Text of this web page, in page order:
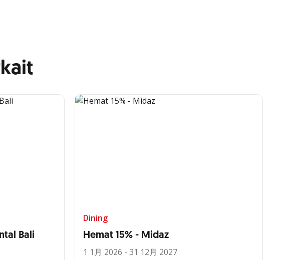
Bali
Dining
Hemat 15% - Midaz
1 1月 2026 - 31 12月 2027